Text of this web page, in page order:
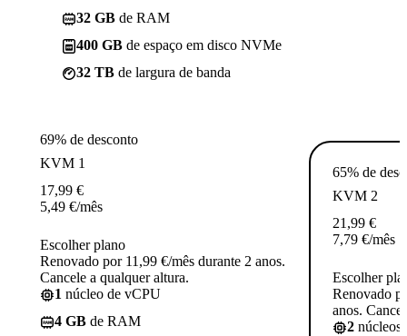
32 GB de RAM
400 GB de espaço em disco NVMe
32 TB de largura de banda
69% de desconto
KVM 1
17,99 €
5,49 €/mês
Escolher plano
Renovado por 11,99 €/mês durante 2 anos.
Cancele a qualquer altura.
1 núcleo de vCPU
4 GB de RAM
65% de
KVM 2
21,99 €
7,79 €/mês
Escolher
Renovado
anos.
2 núcleos